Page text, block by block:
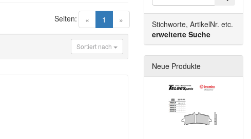
« 1 (current)
»
Seiten:
Sortiert nach
Stichworte, ArtikelNr. etc.
erweiterte Suche
Neue Produkte